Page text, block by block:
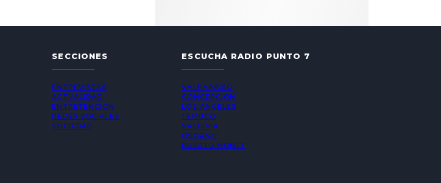
SECCIONES
ENTREVISTAS
ACTUALIDAD
ENTRETENCIÓN
REDES SOCIALES
SOCIEDAD
ESCUCHA RADIO PUNTO 7
VALPARAÍSO
CONCEPCIÓN
LOS ÁNGELES
TEMUCO
VALDIVIA
OSORNO
PUERTO MONTT